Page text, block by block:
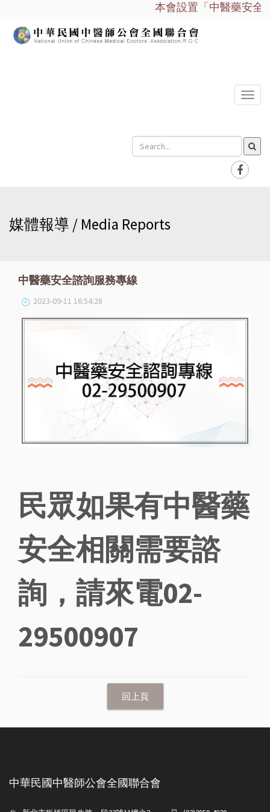
本會設置「中醫藥安全
選
媒體報導 / Media Reports
中醫藥安全諮詢服務專線
2023-09-11 16:54:28
民眾如果有中醫藥
安全相關需要諮
詢，請來電02-
29500907
中華民國中醫師公會全國聯合會